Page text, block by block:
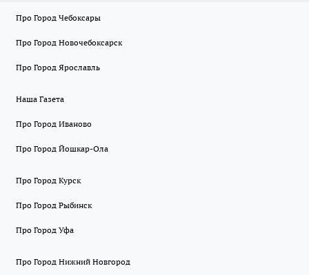
Про Город Чебоксары
Про Город Новочебоксарск
Про Город Ярославль
Наша Газета
Про Город Иваново
Про Город Йошкар-Ола
Про Город Курск
Про Город Рыбинск
Про Город Уфа
Про Город Нижний Новгород